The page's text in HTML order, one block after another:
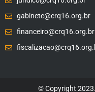
gabinete@crq16.org.br
financeiro@crq16.org.br
© Copyright